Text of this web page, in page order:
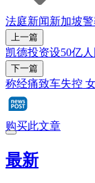
法庭新闻新加坡
上一篇
凯德投资设50亿
下一篇
称经痛致车失控
购买此文章
最新